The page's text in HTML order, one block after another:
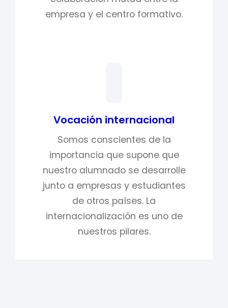
empresa y el centro formativo.
Vocación internacional
Somos conscientes de la
importancia que supone que
nuestro alumnado se desarrolle
junto a empresas y estudiantes
de otros países. La
internacionalización es uno de
nuestros pilares.